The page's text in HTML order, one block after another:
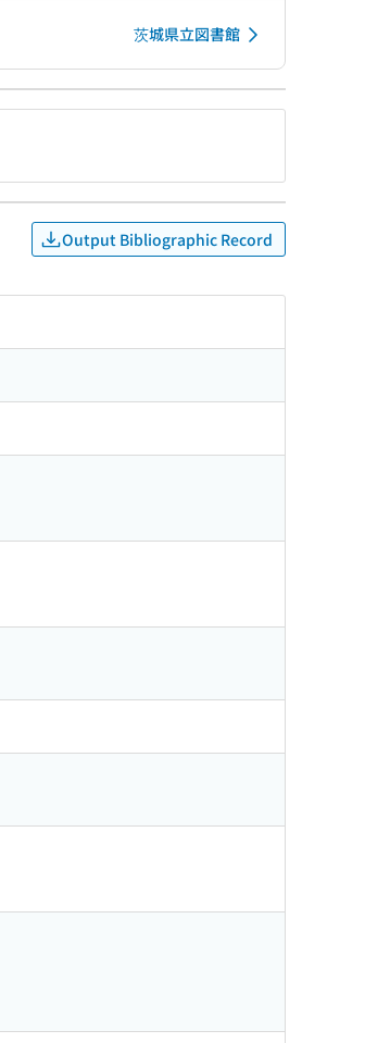
茨城県立図書館
Output Bibliographic Record